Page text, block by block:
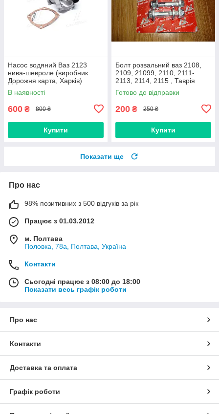
Насос водяний Ваз 2123
нива-шевроле (виробник
Дорожня карта, Харків)
В наявності
600 ₴ 800 ₴
Купити
Болт розвальний ваз 2108,
2109, 21099, 2110, 2111-
2113, 2114, 2115 , Таврія
М12х60, стойки передньої
(Авто Комплект)
Готово до відправки
200 ₴ 250 ₴
Купити
Показати ще
Про нас
98% позитивних з 500 відгуків за рік
Працює з 01.03.2012
м. Полтава
Половка, 78а, Полтава, Україна
Контакти
Сьогодні працює з 08:00 до 18:00
Показати весь графік роботи
Про нас
Контакти
Доставка та оплата
Графік роботи